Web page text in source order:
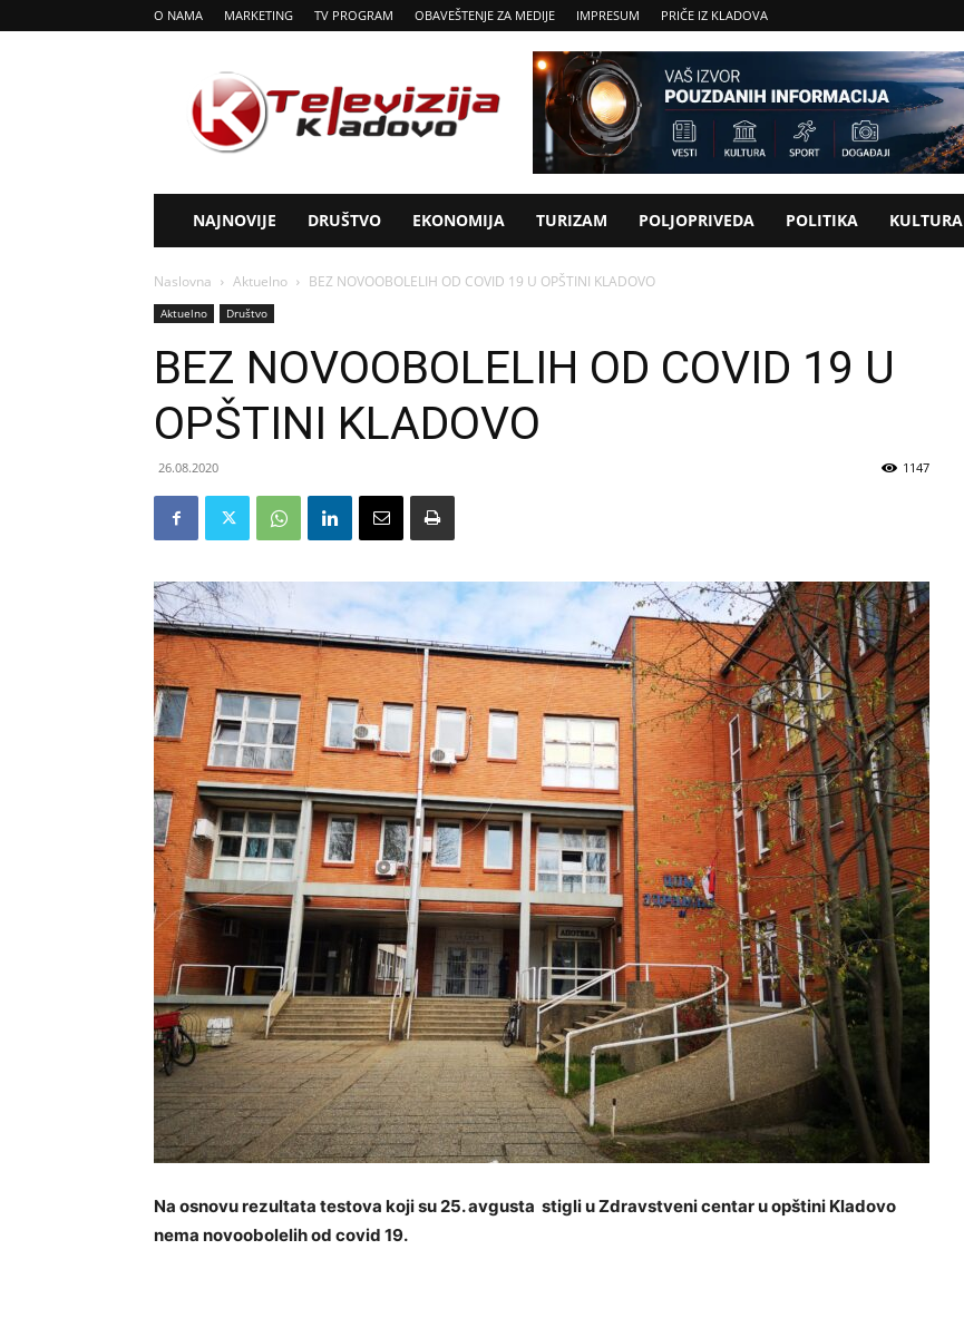
O NAMA MARKETING TV PROGRAM OBAVEŠTENJE ZA MEDIJE IMPRESUM PRIČE IZ KLADOVA
Tv
Kladovo
NAJNOVIJE DRUŠTVO EKONOMIJA TURIZAM POLJOPRIVEDA POLITIKA KULTURA
Naslovna Aktuelno BEZ NOVOOBOLELIH OD COVID 19 U OPŠTINI KLADOVO
Aktuelno Društvo
BEZ NOVOOBOLELIH OD COVID 19 U
OPŠTINI KLADOVO
26.08.2020 1147
Na osnovu rezultata testova koji su 25. avgusta stigli u Zdravstveni centar u opštini Kladovo
nema novoobolelih od covid 19.